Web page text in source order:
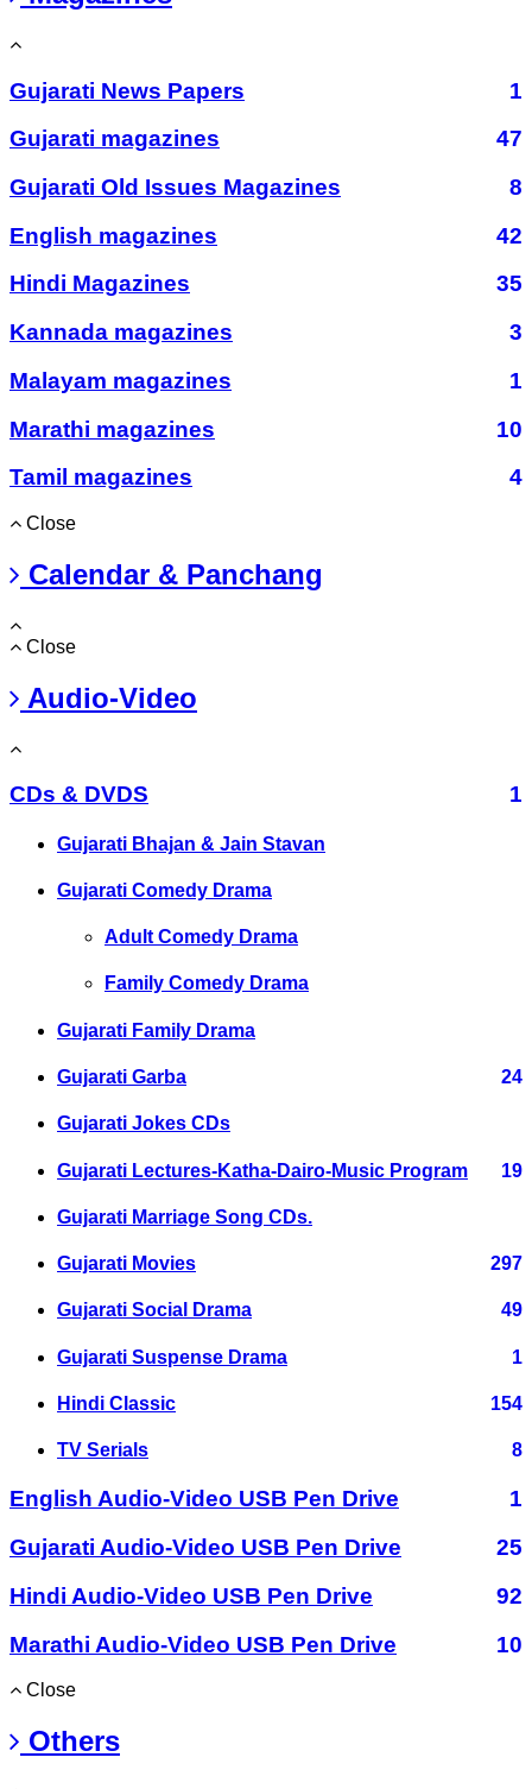
Gujarati News Papers
1
Gujarati magazines
47
Gujarati Old Issues Magazines
8
English magazines
42
Hindi Magazines
35
Kannada magazines
3
Malayam magazines
1
Marathi magazines
10
Tamil magazines
4
Close
Calendar & Panchang
Close
Audio-Video
CDs & DVDS 1
Gujarati Bhajan & Jain Stavan
Gujarati Comedy Drama
Adult Comedy Drama
Family Comedy Drama
Gujarati Family Drama
Gujarati Garba 24
Gujarati Jokes CDs
Gujarati Lectures-Katha-Dairo-Music Program 19
Gujarati Marriage Song CDs.
Gujarati Movies 297
Gujarati Social Drama 49
Gujarati Suspense Drama 1
Hindi Classic 154
TV Serials 8
English Audio-Video USB Pen Drive
1
Gujarati Audio-Video USB Pen Drive
25
Hindi Audio-Video USB Pen Drive
92
Marathi Audio-Video USB Pen Drive
10
Close
Others